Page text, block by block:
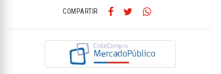
COMPARTIR